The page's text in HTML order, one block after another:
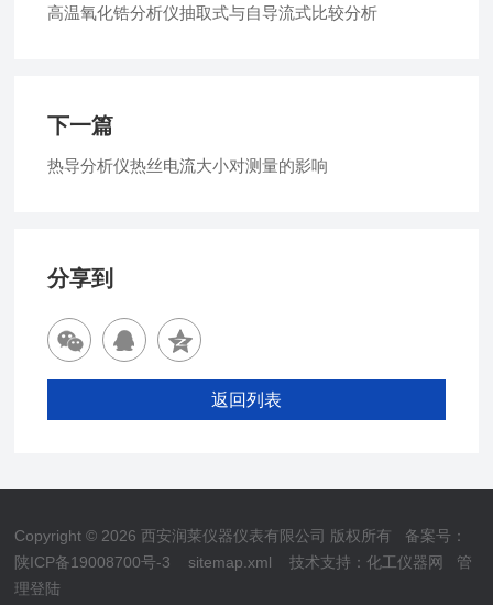
高温氧化锆分析仪抽取式与自导流式比较分析
下一篇
热导分析仪热丝电流大小对测量的影响
分享到
返回列表
Copyright © 2026 西安润莱仪器仪表有限公司 版权所有 备案号：
陕ICP备19008700号-3
sitemap.xml 技术支持：化工仪器网
管
理登陆